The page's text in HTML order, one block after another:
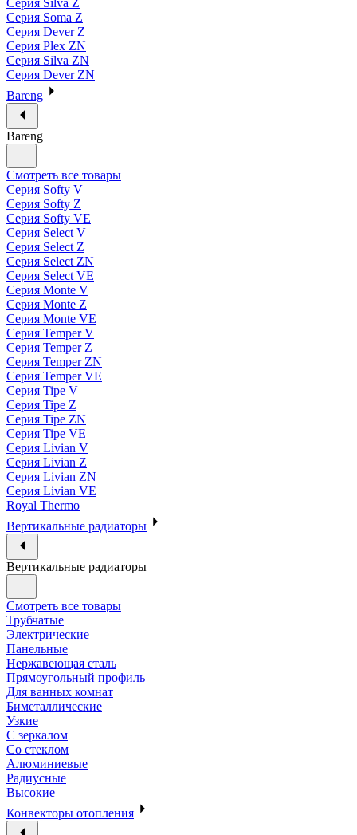
Серия Silva Z
Серия Soma Z
Серия Dever Z
Серия Plex ZN
Серия Silva ZN
Серия Dever ZN
Bareng
Bareng
Смотреть все товары
Серия Softy V
Серия Softy Z
Серия Softy VE
Серия Select V
Серия Select Z
Серия Select ZN
Серия Select VE
Серия Monte V
Серия Monte Z
Серия Monte VE
Серия Temper V
Серия Temper Z
Серия Temper ZN
Серия Temper VE
Серия Tipe V
Серия Tipe Z
Серия Tipe ZN
Серия Tipe VE
Серия Livian V
Серия Livian Z
Серия Livian ZN
Серия Livian VE
Royal Thermo
Вертикальные радиаторы
Вертикальные радиаторы
Смотреть все товары
Трубчатые
Электрические
Панельные
Нержавеющая сталь
Прямоугольный профиль
Для ванных комнат
Биметаллические
Узкие
С зеркалом
Со стеклом
Алюминиевые
Радиусные
Высокие
Конвекторы отопления